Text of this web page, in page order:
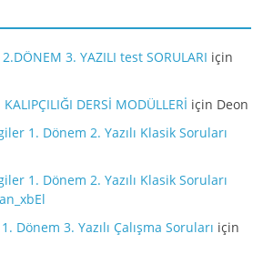
3. YAZILI test SORULARI için
DERSİ MODÜLLERİ için Deon
1. Dönem 2. Yazılı Klasik Soruları
1. Dönem 2. Yazılı Klasik Soruları
Dönem 3. Yazılı Çalışma Soruları için